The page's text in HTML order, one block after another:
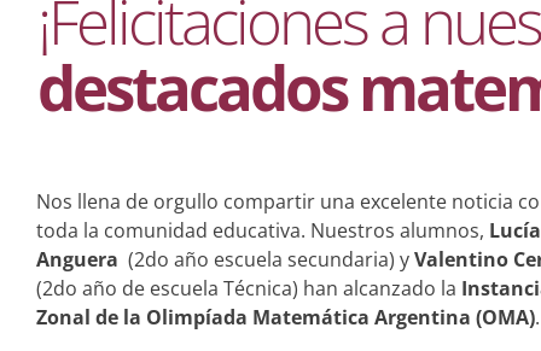
¡Felicitaciones a
destacados
Nos llena de orgullo compartir una excelente noticia
toda la comunidad educativa. Nuestros alumnos, Lucía
Anguera (2do año escuela secundaria) yValentino
(2do año de escuela Técnica) han alcanzado la
Zonal de la Olimpíada Matemática Argentina (OMA).